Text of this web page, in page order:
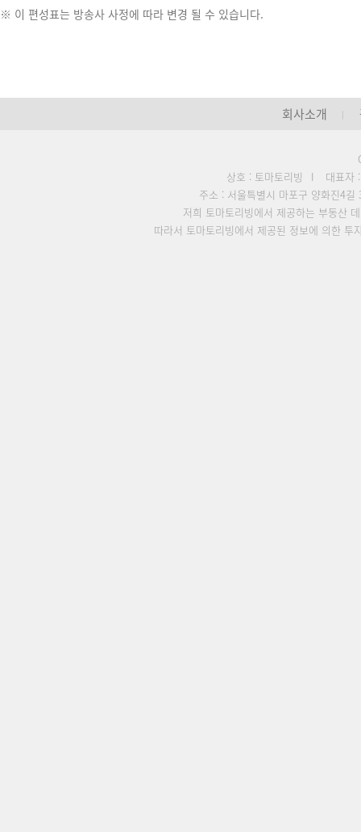
※ 이 편성표는 방송사 사정에 따라 변경 될 수 있습니다.
회사소개
상호 : 토마토리빙
I
대표자
주소 : 서울특별시 마포구 양화진4
저희 토마토리빙에서 제공하는 부동산
따라서 토마토리빙에서 제공된 정보에 의한